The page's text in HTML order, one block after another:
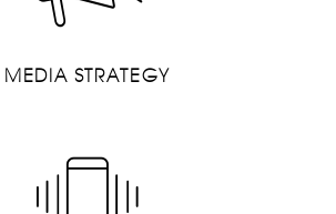
MEDIA STRATEGY